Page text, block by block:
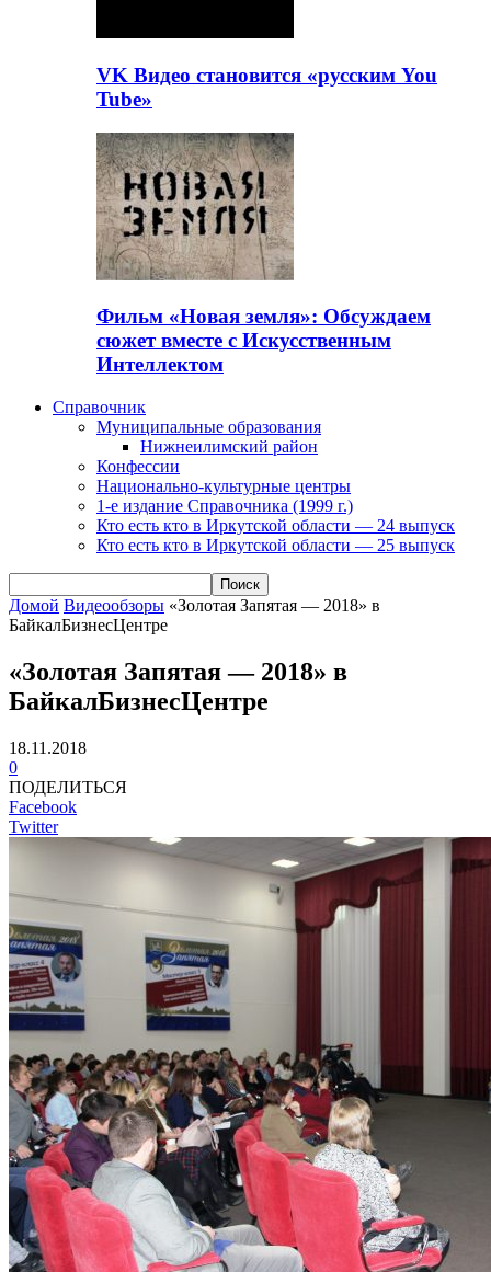
VK Видео становится «русским You
Tube»
Фильм «Новая земля»: Обсуждаем
сюжет вместе с Искусственным
Интеллектом
Справочник
Муниципальные образования
Нижнеилимский район
Конфессии
Национально-культурные центры
1-е издание Справочника (1999 г.)
Кто есть кто в Иркутской области — 24 выпуск
Кто есть кто в Иркутской области — 25 выпуск
Домой Видеообзоры «Золотая Запятая — 2018» в
БайкалБизнесЦентре
«Золотая Запятая — 2018» в
БайкалБизнесЦентре
18.11.2018
0
ПОДЕЛИТЬСЯ
Facebook
Twitter